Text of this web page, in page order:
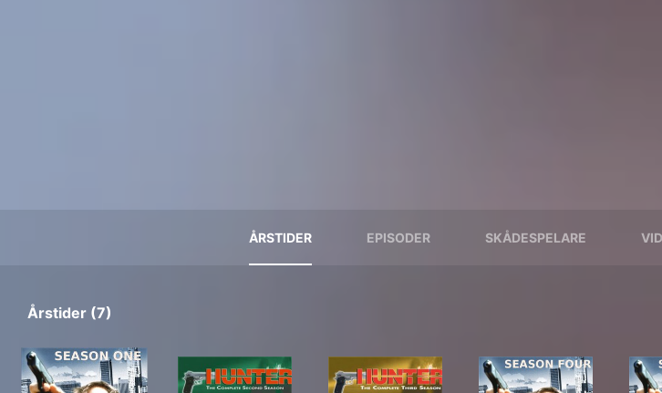
ÅRSTIDER EPISODER SKÅDESPELARE
Årstider (7)